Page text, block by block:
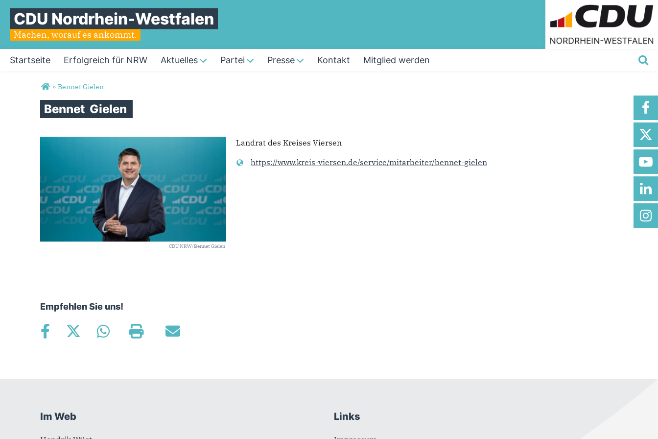
CDU Nordrhein-Westfalen
Machen, worauf es ankommt.
Startseite Erfolgreich für NRW Aktuelles Partei Presse Kontakt Mitglied werden
Sie sind hier
» Bennet Gielen
Bennet Gielen
CDU NRW/Bennet Gielen
Landrat des Kreises Viersen
https://www.kreis-viersen.de/service/mitarbeiter/bennet-gielen
Empfehlen Sie uns!
Fußbereich
Im Web Links